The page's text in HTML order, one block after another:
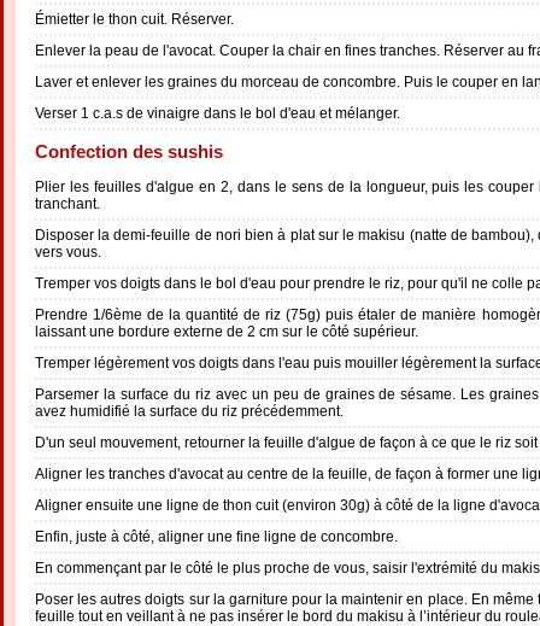
Émietter le thon cuit. Réserver.
Enlever la peau de l'avocat. Couper la chair en fines tranches. Réserver au
Laver et enlever les graines du morceau de concombre. Puis le couper en
Verser 1 c.a.s de vinaigre dans le bol d'eau et mélanger.
Confection des sushis
Plier les feuilles d'algue en 2, dans le sens de la longueur, puis les
tranchant.
Disposer la demi-feuille de nori bien à plat sur le makisu (natte de
vers vous.
Tremper vos doigts dans le bol d'eau pour prendre le riz, pour qu'il ne colle
Prendre 1/6ème de la quantité de riz (75g) puis étaler de manière
laissant une bordure externe de 2 cm sur le côté supérieur.
Tremper légèrement vos doigts dans l'eau puis mouiller légèrement la
Parsemer la surface du riz avec un peu de graines de sésame. Les
avez humidifié la surface du riz précédemment.
D'un seul mouvement, retourner la feuille d'algue de façon à ce que le riz
Aligner les tranches d'avocat au centre de la feuille, de façon à former une
Aligner ensuite une ligne de thon cuit (environ 30g) à côté de la ligne
Enfin, juste à côté, aligner une fine ligne de concombre.
En commençant par le côté le plus proche de vous, saisir l'extrémité du
Poser les autres doigts sur la garniture pour la maintenir en place. En
feuille tout en veillant à ne pas insérer le bord du makisu à l’intérieur du